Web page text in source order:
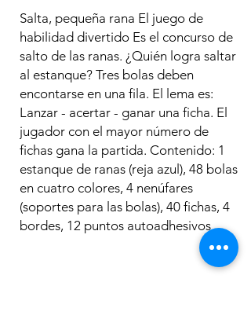
Salta, pequeña rana El juego de
habilidad divertido Es el concurso de
salto de las ranas. ¿Quién logra saltar
al estanque? Tres bolas deben
encontarse en una fila. El lema es:
Lanzar - acertar - ganar una ficha. El
jugador con el mayor número de
fichas gana la partida. Contenido: 1
estanque de ranas (reja azul), 48 bolas
en cuatro colores, 4 nenúfares
(soportes para las bolas), 40 fichas, 4
bordes, 12 puntos autoadhesivos